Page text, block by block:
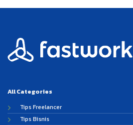
All Categories
Tips Freelancer
Tips Bisnis